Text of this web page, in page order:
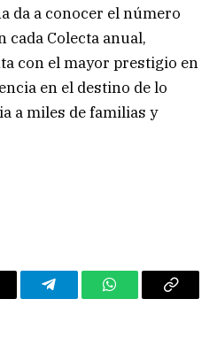
da a conocer el número
cada Colecta anual,
con el mayor prestigio en
en el destino de lo
a miles de familias y
TelegramWhatsAppCopy